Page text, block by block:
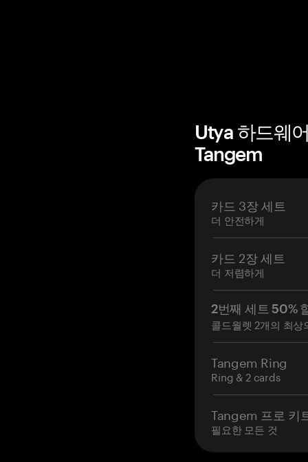
Utya 하드웨
Tangem
카드 3장 세트
더 안전하게
카드 2장 세트
더 저렴하게
2번째 세트 50%
콜드월렛 2개의 최상
Tangem Ring
Ring & 2 cards
Tangem 프로 키
필요한 모든 것